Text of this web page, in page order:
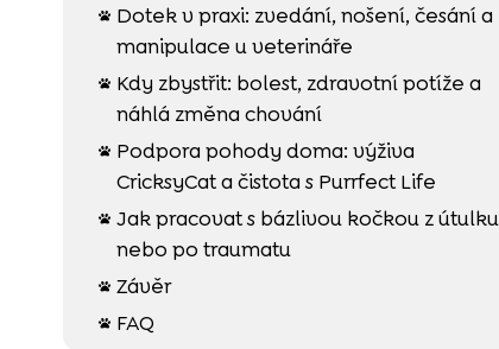

Dotek v praxi: zvedání, nošení, česání a
manipulace u veterináře

Kdy zbystřit: bolest, zdravotní potíže a
náhlá změna chování

Podpora pohody doma: výživa
CricksyCat a čistota s Purrfect Life
 Jak pracovat s bázlivou kočkou z útulku
nebo po traumatu
 Závěr
 FAQ